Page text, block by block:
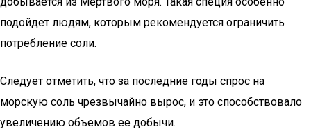
подойдет людям, которым рекомендуется ограничить
потребление соли.
Следует отметить, что за последние годы спрос на
морскую соль чрезвычайно вырос, и это способствовало
увеличению объемов ее добычи.